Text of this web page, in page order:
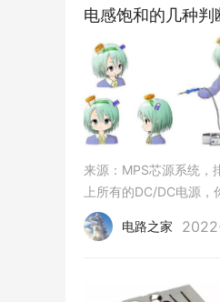
声控传感器故障和
下面将详细介绍
1、软件问题:
问题:声控传感器
原因:可能是声音
维修方法:可以尝
2、硬件问题:
问题:声控传感器
原因:可能是传感
维修方法:
检查电源供应是
电感饱和的几种判
来源：MPS芯源系统，
上所有的DC/DC电源
电路之家